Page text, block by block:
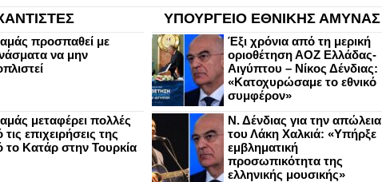
προσπαθεί με
να μην
μεταφέρει πολλές
επιχειρήσεις της
το Κατάρ στην Τουρκία
ΥΠΟΥΡΓΕΙΟ ΕΘΝΙΚΗΣ ΑΜΥΝΑΣ
Έξι χρόνια από τη μερική
οριοθέτηση ΑΟΖ Ελλάδας-
Αιγύπτου – Νίκος Δένδιας:
«Κατοχυρώσαμε το εθνικό
συμφέρον»
Ν. Δένδιας για την απώλεια
του Λάκη Χαλκιά: «Υπήρξε
εμβληματική
προσωπικότητα της
ελληνικής μουσικής»